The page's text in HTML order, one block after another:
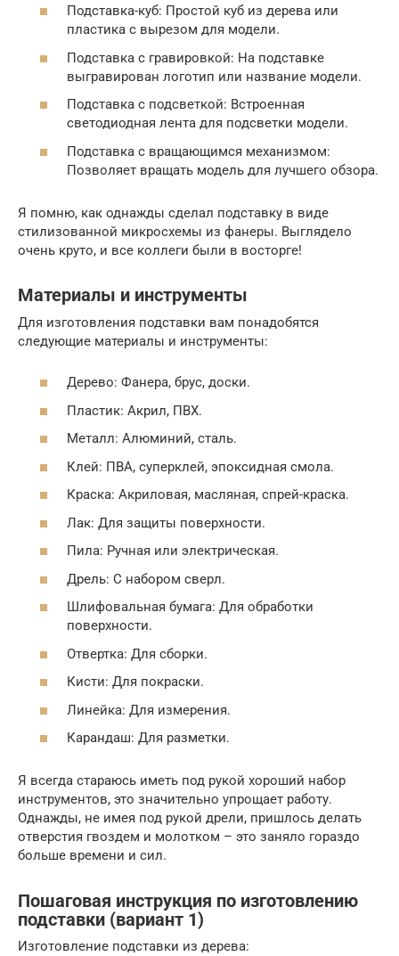
Подставка-куб: Простой куб из дерева или
пластика с вырезом для модели.
Подставка с гравировкой: На подставке
выгравирован логотип или название модели.
Подставка с подсветкой: Встроенная
светодиодная лента для подсветки модели.
Подставка с вращающимся механизмом:
Позволяет вращать модель для лучшего обзора.
Я помню, как однажды сделал подставку в виде
стилизованной микросхемы из фанеры. Выглядело
очень круто, и все коллеги были в восторге!
Материалы и инструменты
Для изготовления подставки вам понадобятся
следующие материалы и инструменты:
Дерево: Фанера, брус, доски.
Пластик: Акрил, ПВХ.
Металл: Алюминий, сталь.
Клей: ПВА, суперклей, эпоксидная смола.
Краска: Акриловая, масляная, спрей-краска.
Лак: Для защиты поверхности.
Пила: Ручная или электрическая.
Дрель: С набором сверл.
Шлифовальная бумага: Для обработки
поверхности.
Отвертка: Для сборки.
Кисти: Для покраски.
Линейка: Для измерения.
Карандаш: Для разметки.
Я всегда стараюсь иметь под рукой хороший набор
инструментов, это значительно упрощает работу.
Однажды, не имея под рукой дрели, пришлось делать
отверстия гвоздем и молотком – это заняло гораздо
больше времени и сил.
Пошаговая инструкция по изготовлению
подставки (вариант 1)
Изготовление подставки из дерева: